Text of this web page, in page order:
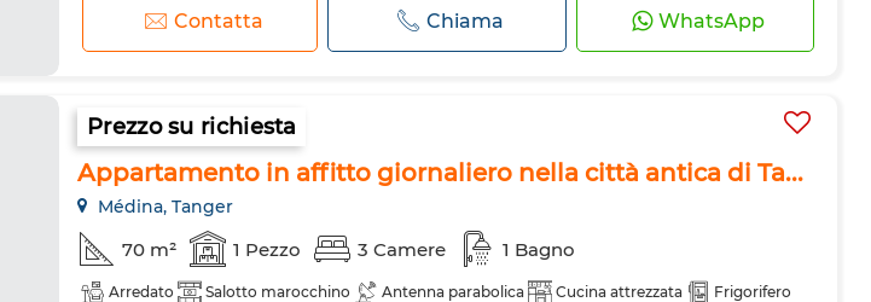
Contatta Chiama WhatsApp
Prezzo su richiesta
Appartamento in affitto giornaliero nella città antica di Ta...
Médina, Tanger
70 m² 1 Pezzo 3 Camere 1 Bagno
Arredato Salotto marocchino Antenna parabolica Cucina attrezzata
Frigorifero